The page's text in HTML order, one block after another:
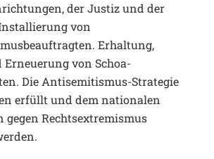
der Justiz und der
von
Erhaltung,
Erneuerung von Schoa-
Die Antisemitismus-Strategie
erfüllt und dem nationalen
Rechtsextremismus